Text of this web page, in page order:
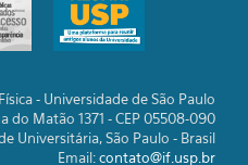
- Universidade de São Paulo
do Matão 1371 - CEP 05508-090
Universitária, São Paulo - Brasil
Email:contato@if.usp.br